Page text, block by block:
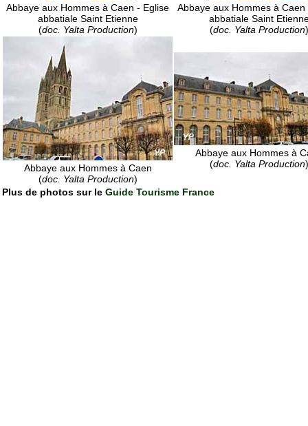
Abbaye aux Hommes à Caen - Eglise
abbatiale Saint Etienne
(doc. Yalta Production)
Abbaye aux Hommes à Caen
abbatiale Saint
(doc. Yalta Production)
Abbaye aux Hommes à Caen
(doc. Yalta Production)
Abbaye aux Hommes à
(doc. Yalta Production)
Plus de photos sur le Guide Tourisme France